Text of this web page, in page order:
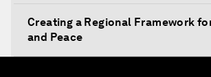
Creating a Regional Framework
and Peace